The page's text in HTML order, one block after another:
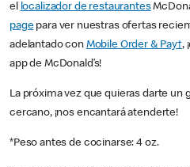
el localizador de restaurantes
pagepara ver nuestras ofertas
adelantado con Mobile Order & Pay†,
app de McDonald’s!
La próxima vez que quieras darte un
cercano, ¡nos encantará atenderte!
*Peso antes de cocinarse: 4 oz.